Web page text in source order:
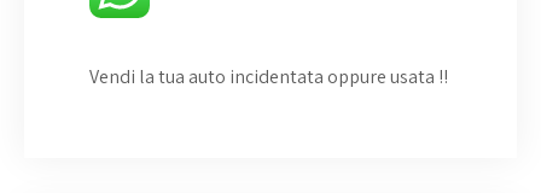
Vendi la tua auto incidentata oppure usata !!